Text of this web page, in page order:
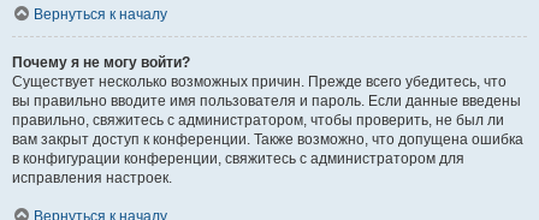
Вернуться к началу
Почему я не могу войти?
Существует несколько возможных причин. Прежде всего убедитесь, что
вы правильно вводите имя пользователя и пароль. Если данные введены
правильно, свяжитесь с администратором, чтобы проверить, не был ли
вам закрыт доступ к конференции. Также возможно, что допущена ошибка
в конфигурации конференции, свяжитесь с администратором для
исправления настроек.
Вернуться к началу